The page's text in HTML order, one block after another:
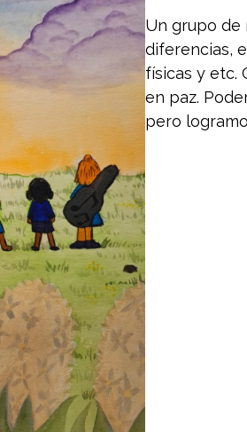
Un grupo de
diferencias,
físicas y etc.
en paz.
pero